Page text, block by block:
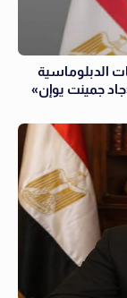
الدبلوماسية
جمينت يوإن»